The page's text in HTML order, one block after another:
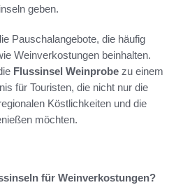
geben.
Pauschalangebote, die häufig
Weinverkostungen beinhalten.
Flussinsel Weinprobe zu einem
für Touristen, die nicht nur die
Köstlichkeiten und die
möchten.
für Weinverkostungen?